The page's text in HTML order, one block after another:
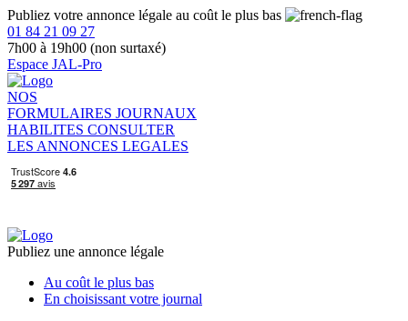
Publiez votre annonce légale au coût le plus bas
01 84 21 09 27
7h00 à 19h00 (non surtaxé)
Espace JAL-Pro
NOS
FORMULAIRES JOURNAUX
HABILITES CONSULTER
LES ANNONCES LEGALES
Publiez une annonce légale
Au coût le plus bas
En choisissant votre journal